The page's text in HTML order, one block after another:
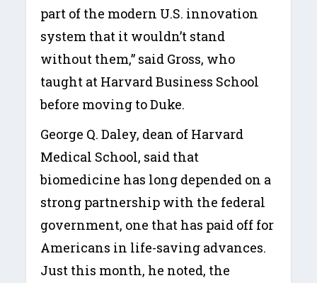
part of the modern U.S. innovation
system that it wouldn’t stand
without them,” said Gross, who
taught at Harvard Business School
before moving to Duke.
George Q. Daley, dean of Harvard
Medical School, said that
biomedicine has long depended on a
strong partnership with the federal
government, one that has paid off for
Americans in life-saving advances.
Just this month, he noted, the